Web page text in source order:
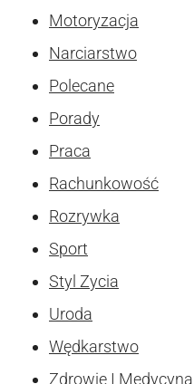
Motoryzacja
Narciarstwo
Polecane
Porady
Praca
Rachunkowość
Rozrywka
Sport
Styl Zycia
Uroda
Wędkarstwo
Zdrowie I Medycyna